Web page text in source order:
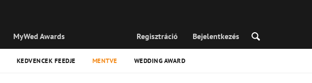
MyWed Awards Regisztráció Bejelentkezés
KEDVENCEK FEEDJE MENTVE WEDDING AWARD